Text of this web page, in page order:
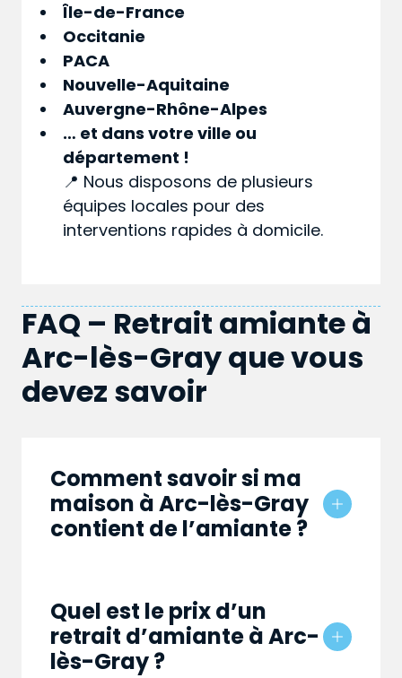
Île-de-France
Occitanie
PACA
Nouvelle-Aquitaine
Auvergne-Rhône-Alpes
… et dans votreville ou
département !
📍 Nous disposons de plusieurs
équipes locales pour des
interventions rapides à domicile.
FAQ – Retrait amiante à
Arc-lès-Gray que vous
devez savoir
Comment savoir si ma
maison à Arc-lès-Gray
contient de l’amiante ?
Quel est le prix d’un
retrait d’amiante à Arc-
lès-Gray ?